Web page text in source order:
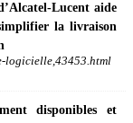
Lucent aide
la livraison
logicielle,43453.html
disponibles et